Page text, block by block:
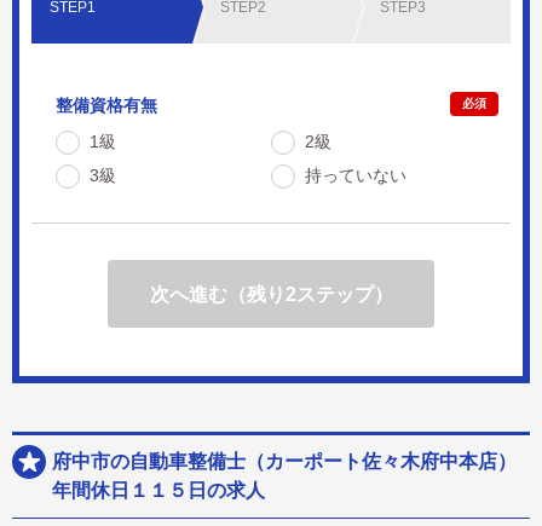
STEP1 STEP2 STEP3
整備資格有無 必須
1級
2級
3級
持っていない
次へ進む（残り2ステップ）
府中市の自動車整備士（カーポート佐々木府中本店）
年間休日１１５日の求人